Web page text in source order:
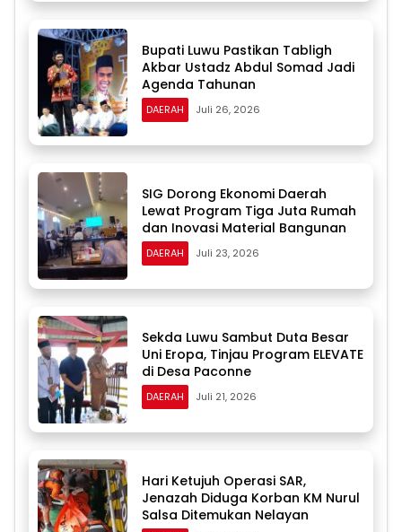
Bupati Luwu Pastikan Tabligh
Akbar Ustadz Abdul Somad Jadi
Agenda Tahunan
DAERAH Juli 26, 2026
SIG Dorong Ekonomi Daerah
Lewat Program Tiga Juta Rumah
dan Inovasi Material Bangunan
DAERAH Juli 23, 2026
Sekda Luwu Sambut Duta Besar
Uni Eropa, Tinjau Program ELEVATE
di Desa Paconne
DAERAH Juli 21, 2026
Hari Ketujuh Operasi SAR,
Jenazah Diduga Korban KM Nurul
Salsa Ditemukan Nelayan